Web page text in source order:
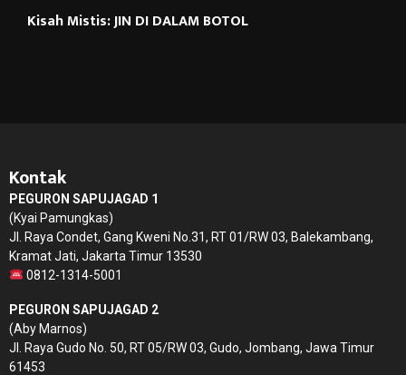
Kisah Mistis: JIN DI DALAM BOTOL
Kontak
PEGURON SAPUJAGAD 1
(Kyai Pamungkas)
Jl. Raya Condet, Gang Kweni No.31, RT 01/RW 03, Balekambang,
Kramat Jati, Jakarta Timur 13530
0812-1314-5001
PEGURON SAPUJAGAD 2
(Aby Marnos)
Jl. Raya Gudo No. 50, RT 05/RW 03, Gudo, Jombang, Jawa Timur
61453